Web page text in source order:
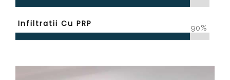
Infiltratii Cu PRP 90%